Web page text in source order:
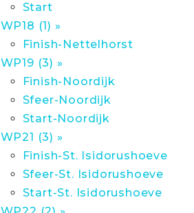
Start
WP18 (1) »
Finish-Nettelhorst
WP19 (3) »
Finish-Noordijk
Sfeer-Noordijk
Start-Noordijk
WP21 (3) »
Finish-St. Isidorushoeve
Sfeer-St. Isidorushoeve
Start-St. Isidorushoeve